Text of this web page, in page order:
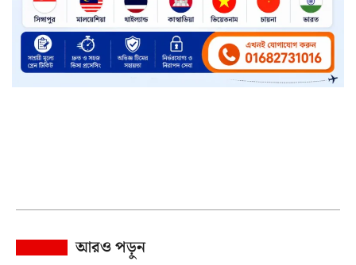
আরও পড়ুন